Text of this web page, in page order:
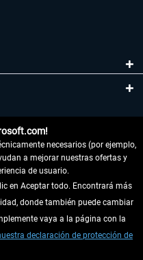
necesarios (por ejemplo,
a mejorar nuestras ofertas y
de usuario.
en Aceptar todo. Encontrará más
donde también puede cambiar
vaya a la página con la
declaración de protección de